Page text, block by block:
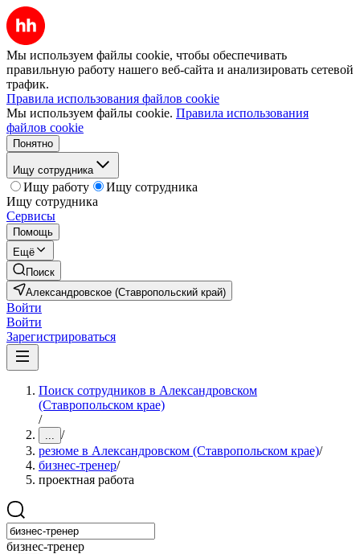
Мы используем файлы cookie, чтобы обеспечивать
правильную работу нашего веб-сайта и анализировать сетевой
трафик.
Правила использования файлов cookie
Мы используем файлы cookie. Правила использования
файлов cookie
Понятно
Ищу сотрудника
Ищу работу
Ищу сотрудника
Ищу сотрудника
Сервисы
Помощь
Ещё
Поиск
Александровское (Ставропольский край)
Войти
Войти
Зарегистрироваться
Поиск сотрудников в Александровском
(Ставропольском крае)
/
... /
резюме в Александровском (Ставропольском крае)/
бизнес-тренер/
проектная работа
бизнес-тренер